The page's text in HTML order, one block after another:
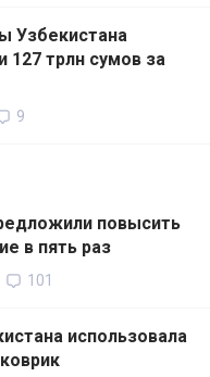
Узбекистана
127 трлн сумов за
9
повысить
в пять раз
101
использовала